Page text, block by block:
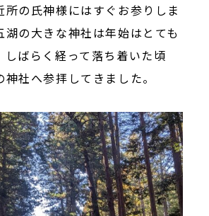
所の氏神様にはすぐお参りしま
湖の大きな神社は年始はとても
しばらく経って落ち着いた頃
社へ参拝してきました。